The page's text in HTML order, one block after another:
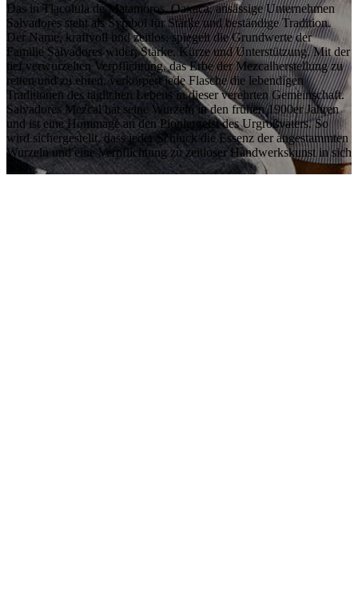
Das in Tlacolula de Matamoros, Oaxaca, ansässige Unternehmen
Salvadores steht als Symbol für Stärke und beständige Tradition.
Der Name, kraftvoll und zeitlos, spiegelt die Grundwerte der
Familie Salvadores wider: Stärke, Kürze und Unterstützung. Mit der
tief verwurzelten Verpflichtung, das Erbe der Mezcalherstellung zu
retten und zu ehren, verkörpert jede Flasche die lebendigen
Traditionen des täglichen Lebens in dieser verehrten Gemeinschaft.
Salvadores Mezcal hat seine Wurzeln in den frühen 1900er Jahren
und ist eine Hommage an den Pioniergeist des Urgroßvaters. So
wird sichergestellt, dass jeder Schluck die Essenz der angestammten
Wurzeln und eine Verpflichtung zu zeitloser Handwerkskunst in sich
trägt.